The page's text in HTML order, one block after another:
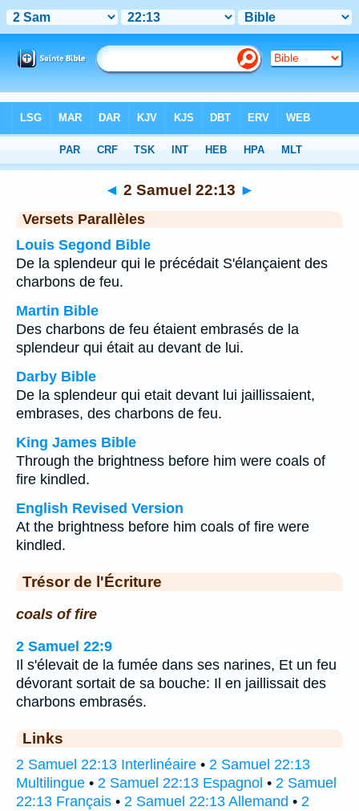
Chapitre 22 > Verset 13
◄ 2 Samuel 22:13 ►
Versets Parallèles
Louis Segond Bible
De la splendeur qui le précédait S'élançaient des
charbons de feu.
Martin Bible
Des charbons de feu étaient embrasés de la
splendeur qui était au devant de lui.
Darby Bible
De la splendeur qui etait devant lui jaillissaient,
embrases, des charbons de feu.
King James Bible
Through the brightness before him were coals of
fire kindled.
English Revised Version
At the brightness before him coals of fire were
kindled.
Trésor de l'Écriture
coals of fire
2 Samuel 22:9
Il s'élevait de la fumée dans ses narines, Et un feu
dévorant sortait de sa bouche: Il en jaillissait des
charbons embrasés.
Links
2 Samuel 22:13 Interlinéaire • 2 Samuel 22:13
Multilingue • 2 Samuel 22:13 Espagnol • 2 Samuel
22:13 Français • 2 Samuel 22:13 Allemand • 2